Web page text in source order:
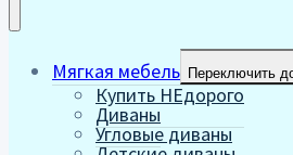
Мягкая мебель Переключить
Купить НЕдорого
Диваны
Угловые диваны